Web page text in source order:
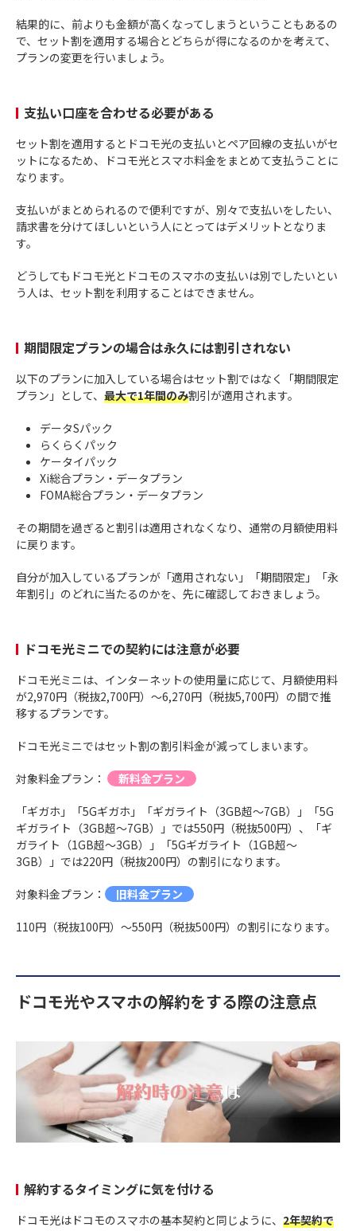
結果的に、前よりも金額が高くなってしまうということもあるの
で、セット割を適用する場合とどちらが得になるのかを考えて、
プランの変更を行いましょう。
支払い口座を合わせる必要がある
セット割を適用するとドコモ光の支払いとペア回線の支払いがセ
ットになるため、ドコモ光とスマホ料金をまとめて支払うことに
なります。
支払いがまとめられるので便利ですが、別々で支払いをしたい、
請求書を分けてほしいという人にとってはデメリットとなりま
す。
どうしてもドコモ光とドコモのスマホの支払いは別でしたいとい
う人は、セット割を利用することはできません。
期間限定プランの場合は永久には割引されない
以下のプランに加入している場合はセット割ではなく「期間限定
プラン」として、 最大で1年間のみ割引が適用されます。
データSパック
らくらくパック
ケータイパック
Xi総合プラン・データプラン
FOMA総合プラン・データプラン
その期間を過ぎると割引は適用されなくなり、通常の月額使用料
に戻ります。
自分が加入しているプランが「適用されない」「期間限定」「永
年割引」のどれに当たるのかを、先に確認しておきましょう。
ドコモ光ミニでの契約には注意が必要
ドコモ光ミニは、インターネットの使用量に応じて、月額使用料
が2,970円（税抜2,700円）～6,270円（税抜5,700円）の間で推
移するプランです。
ドコモ光ミニではセット割の割引料金が減ってしまいます。
対象料金プラン： 新料金プラン
「ギガホ」「5Gギガホ」「ギガライト（3GB超～7GB）」「5G
ギガライト（3GB超～7GB）」では550円（税抜500円）、「ギ
ガライト（1GB超～3GB）」「5Gギガライト（1GB超～
3GB）」では220円（税抜200円）の割引になります。
対象料金プラン： 旧料金プラン
110円（税抜100円）～550円（税抜500円）の割引になります。
ドコモ光やスマホの解約をする際の注意点
解約するタイミングに気を付ける
ドコモ光はドコモのスマホの基本契約と同じように、 2年契約で